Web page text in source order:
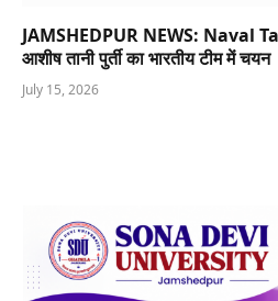
JAMSHEDPUR NEWS: Naval
आशीष तानी पुर्ती का भारतीय टीम में चयन
July 15, 2026